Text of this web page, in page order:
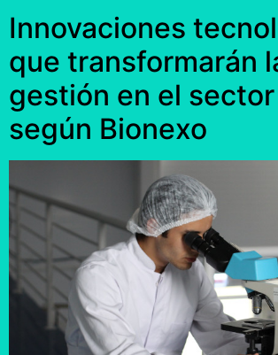
Innovaciones
que transformarán
gestión en el
según Bionexo